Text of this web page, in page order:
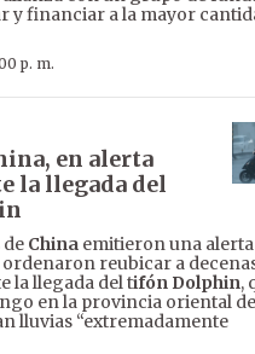
y financiar a la mayor
p. m.
en alerta
la llegada del
de China emitieron una
ordenaron reubicar a
la llegada del tifón Dolphin,
en la provincia oriental de
lluvias “extremadamente